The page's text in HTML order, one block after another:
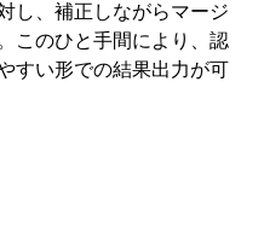
し、補正しながらマージ
このひと手間により、認
すい形での結果出力が可